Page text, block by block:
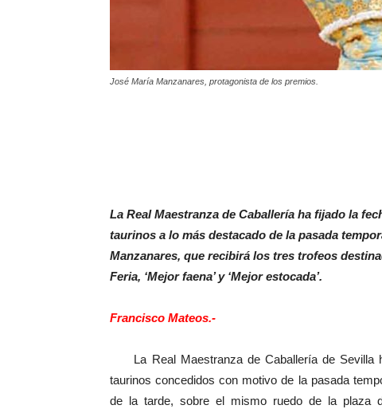
José María Manzanares, protagonista de los premios.
La Real Maestranza de Caballería ha fijado la
taurinos a lo más destacado de la pasada
Manzanares, que recibirá los tres trofeos
Feria, ‘Mejor faena’ y ‘Mejor estocada’.
Francisco Mateos.-
La Real Maestranza de Caballería de Sevilla
taurinos concedidos con motivo de la pasada
de la tarde, sobre el mismo ruedo de la plaza